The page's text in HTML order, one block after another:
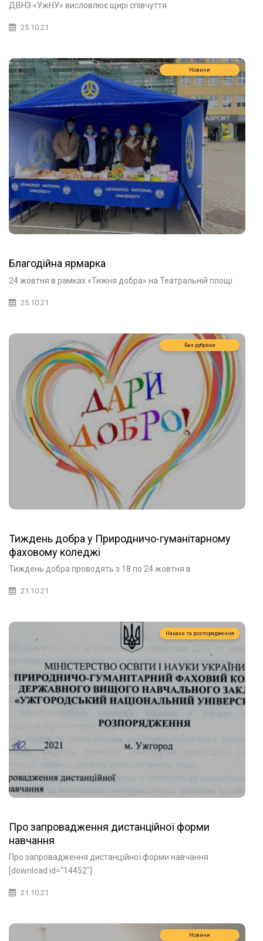
ДВНЗ «УжНУ» висловлює щирі співчуття
25.10.21
Новини
Благодійна ярмарка
24 жовтня в рамках «Тижня добра» на Театральній площі
25.10.21
Без рубрики
Тиждень добра у Природничо-гуманітарному
фаховому коледжі
Тиждень добра проводять з 18 по 24 жовтня в
21.10.21
Накази та розпорядження
Про запровадження дистанційної форми
навчання
Про запровадження дистанційної форми навчання
[download id="14452"]
21.10.21
Новини